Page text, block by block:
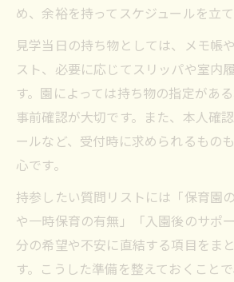
め、余裕を持ってスケジュールを立て
見学当日の持ち物としては、メモ帳
スト、必要に応じてスリッパや室内
す。園によっては持ち物の指定がある
事前確認が大切です。また、本人確
ールなど、受付時に求められるもの
心です。
持参したい質問リストには「保育園
や一時保育の有無」「入園後のサポ
分の希望や不安に直結する項目をま
す。こうした準備を整えておくこと